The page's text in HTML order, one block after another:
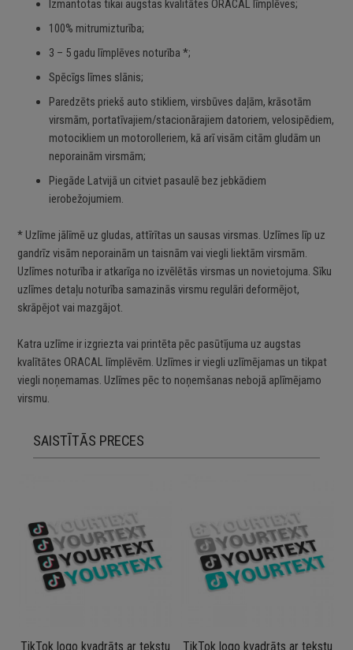
Izmantotas tikai augstas kvalitātes ORACAL līmplēves;
100% mitrumizturība;
3 – 5 gadu līmplēves noturība *;
Spēcīgs līmes slānis;
Paredzēts priekš auto stikliem, virsbūves daļām, krāsotām
virsmām, portatīvajiem/stacionārajiem datoriem, velosipēdiem,
motocikliem un motorolleriem, kā arī visām citām gludām un
neporainām virsmām;
Piegāde Latvijā un citviet pasaulē bez jebkādiem
ierobežojumiem.
* Uzlīme jālīmē uz gludas, attīrītas un sausas virsmas. Uzlīmes līp uz
gandrīz visām neporainām un taisnām vai viegli liektām virsmām.
Uzlīmes noturība ir atkarīga no izvēlētās virsmas un novietojuma. Sīku
uzlīmes detaļu noturība samazinās virsmu regulāri deformējot,
skrāpējot vai mazgājot.
Katra uzlīme ir izgriezta vai printēta pēc pasūtījuma uz augstas
kvalītātes ORACAL līmplēvēm. Uzlīmes ir viegli uzlīmējamas un tikpat
viegli noņemamas. Uzlīmes pēc to noņemšanas nebojā aplīmējamo
virsmu.
SAISTĪTĀS PRECES
TikTok logo kvadrāts ar tekstu
TikTok logo kvadrāts ar tekstu